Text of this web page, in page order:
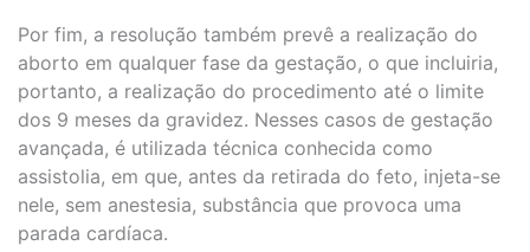
Por fim, a resolução também prevê a realização do
aborto em qualquer fase da gestação, o que incluiria,
portanto, a realização do procedimento até o limite
dos 9 meses da gravidez. Nesses casos de gestação
avançada, é utilizada técnica conhecida como
assistolia, em que, antes da retirada do feto, injeta-se
nele, sem anestesia, substância que provoca uma
parada cardíaca.